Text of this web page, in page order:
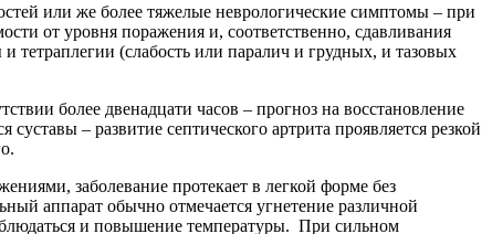
или же более тяжелые неврологические симптомы – при
от уровня поражения и, соответственно, сдавливания
тетраплегии (слабость или паралич и грудных, и тазовых
более двенадцати часов – прогноз на восстановление
– развитие септического артрита проявляется резкой
заболевание протекает в легкой форме без
аппарат обычно отмечается угнетение различной
и повышение температуры. При сильном